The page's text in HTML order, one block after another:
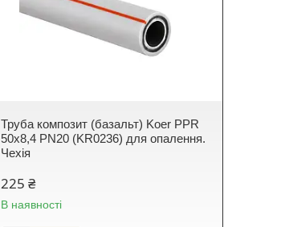
Труба композит (базальт) Koer PPR
50x8,4 PN20 (KR0236) для опалення.
Чехія
225 ₴
В наявності